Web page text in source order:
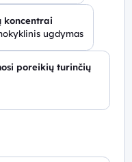
koncentrai
ugdymas
poreikių turinčių